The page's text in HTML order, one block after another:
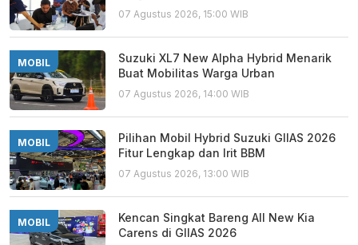
07 Agustus 2026, 15:00 WIB
MOBIL
Suzuki XL7 New Alpha Hybrid Menarik
Buat Mobilitas Warga Urban
07 Agustus 2026, 14:00 WIB
MOBIL
Pilihan Mobil Hybrid Suzuki GIIAS 2026
Fitur Lengkap dan Irit BBM
07 Agustus 2026, 13:00 WIB
MOBIL
Kencan Singkat Bareng All New Kia
Carens di GIIAS 2026